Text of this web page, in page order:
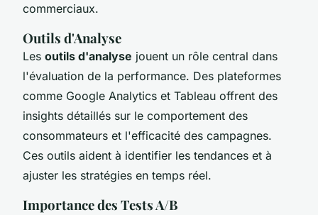
commerciaux.
Outils d'Analyse
Les outils d'analyse jouent un rôle central dans
l'évaluation de la performance. Des plateformes
comme Google Analytics et Tableau offrent des
insights détaillés sur le comportement des
consommateurs et l'efficacité des campagnes.
Ces outils aident à identifier les tendances et à
ajuster les stratégies en temps réel.
Importance des Tests A/B